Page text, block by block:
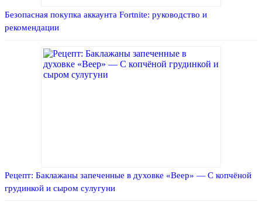
Безопасная покупка аккаунта Fortnite: руководство и
рекомендации
Рецепт: Баклажаны запеченные в духовке «Веер» — С копчёной
грудинкой и сыром сулугуни